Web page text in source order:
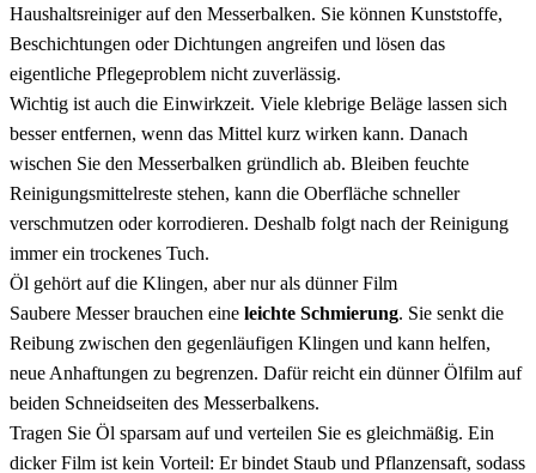
Haushaltsreiniger auf den Messerbalken. Sie können Kunststoffe,
Beschichtungen oder Dichtungen angreifen und lösen das
eigentliche Pflegeproblem nicht zuverlässig.
Wichtig ist auch die Einwirkzeit. Viele klebrige Beläge lassen sich
besser entfernen, wenn das Mittel kurz wirken kann. Danach
wischen Sie den Messerbalken gründlich ab. Bleiben feuchte
Reinigungsmittelreste stehen, kann die Oberfläche schneller
verschmutzen oder korrodieren. Deshalb folgt nach der Reinigung
immer ein trockenes Tuch.
Öl gehört auf die Klingen, aber nur als dünner Film
Saubere Messer brauchen eine leichte Schmierung. Sie senkt die
Reibung zwischen den gegenläufigen Klingen und kann helfen,
neue Anhaftungen zu begrenzen. Dafür reicht ein dünner Ölfilm auf
beiden Schneidseiten des Messerbalkens.
Tragen Sie Öl sparsam auf und verteilen Sie es gleichmäßig. Ein
dicker Film ist kein Vorteil: Er bindet Staub und Pflanzensaft, sodass